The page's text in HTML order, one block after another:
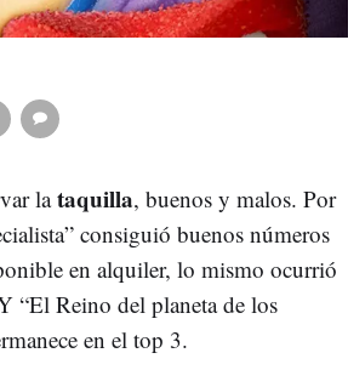
lataquilla, buenos y malos. Por
consiguió buenos números
en alquiler, lo mismo ocurrió
“El Reino del planeta de los
en el top 3.